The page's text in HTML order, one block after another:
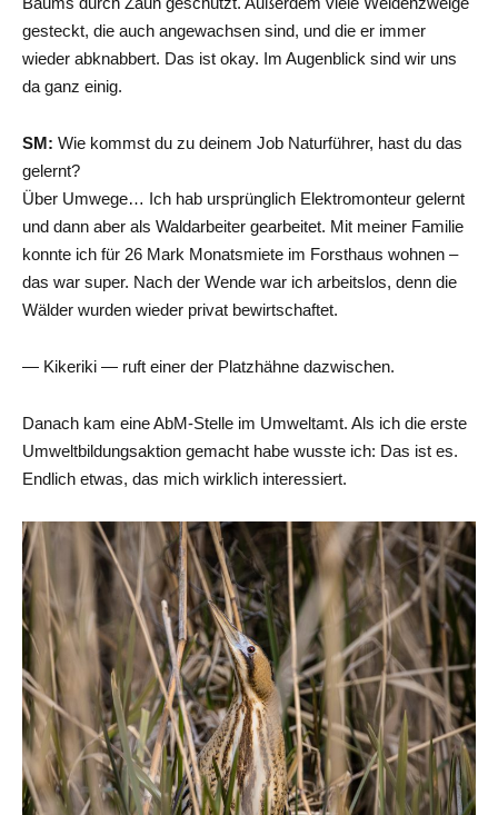
gesteckt, die auch angewachsen sind, und die er immer
wieder abknabbert. Das ist okay. Im Augenblick sind wir uns
da ganz einig.
SM: Wie kommst du zu deinem Job Naturführer, hast du das
gelernt?
Über Umwege… Ich hab ursprünglich Elektromonteur gelernt
und dann aber als Waldarbeiter gearbeitet. Mit meiner Familie
konnte ich für 26 Mark Monatsmiete im Forsthaus wohnen –
das war super. Nach der Wende war ich arbeitslos, denn die
Wälder wurden wieder privat bewirtschaftet.
— Kikeriki — ruft einer der Platzhähne dazwischen.
Danach kam eine AbM-Stelle im Umweltamt. Als ich die erste
Umweltbildungsaktion gemacht habe wusste ich: Das ist es.
Endlich etwas, das mich wirklich interessiert.